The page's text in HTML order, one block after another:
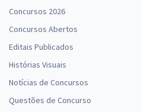
Concursos 2026
Concursos Abertos
Editais Publicados
Histórias Visuais
Notícias de Concursos
Questões de Concurso